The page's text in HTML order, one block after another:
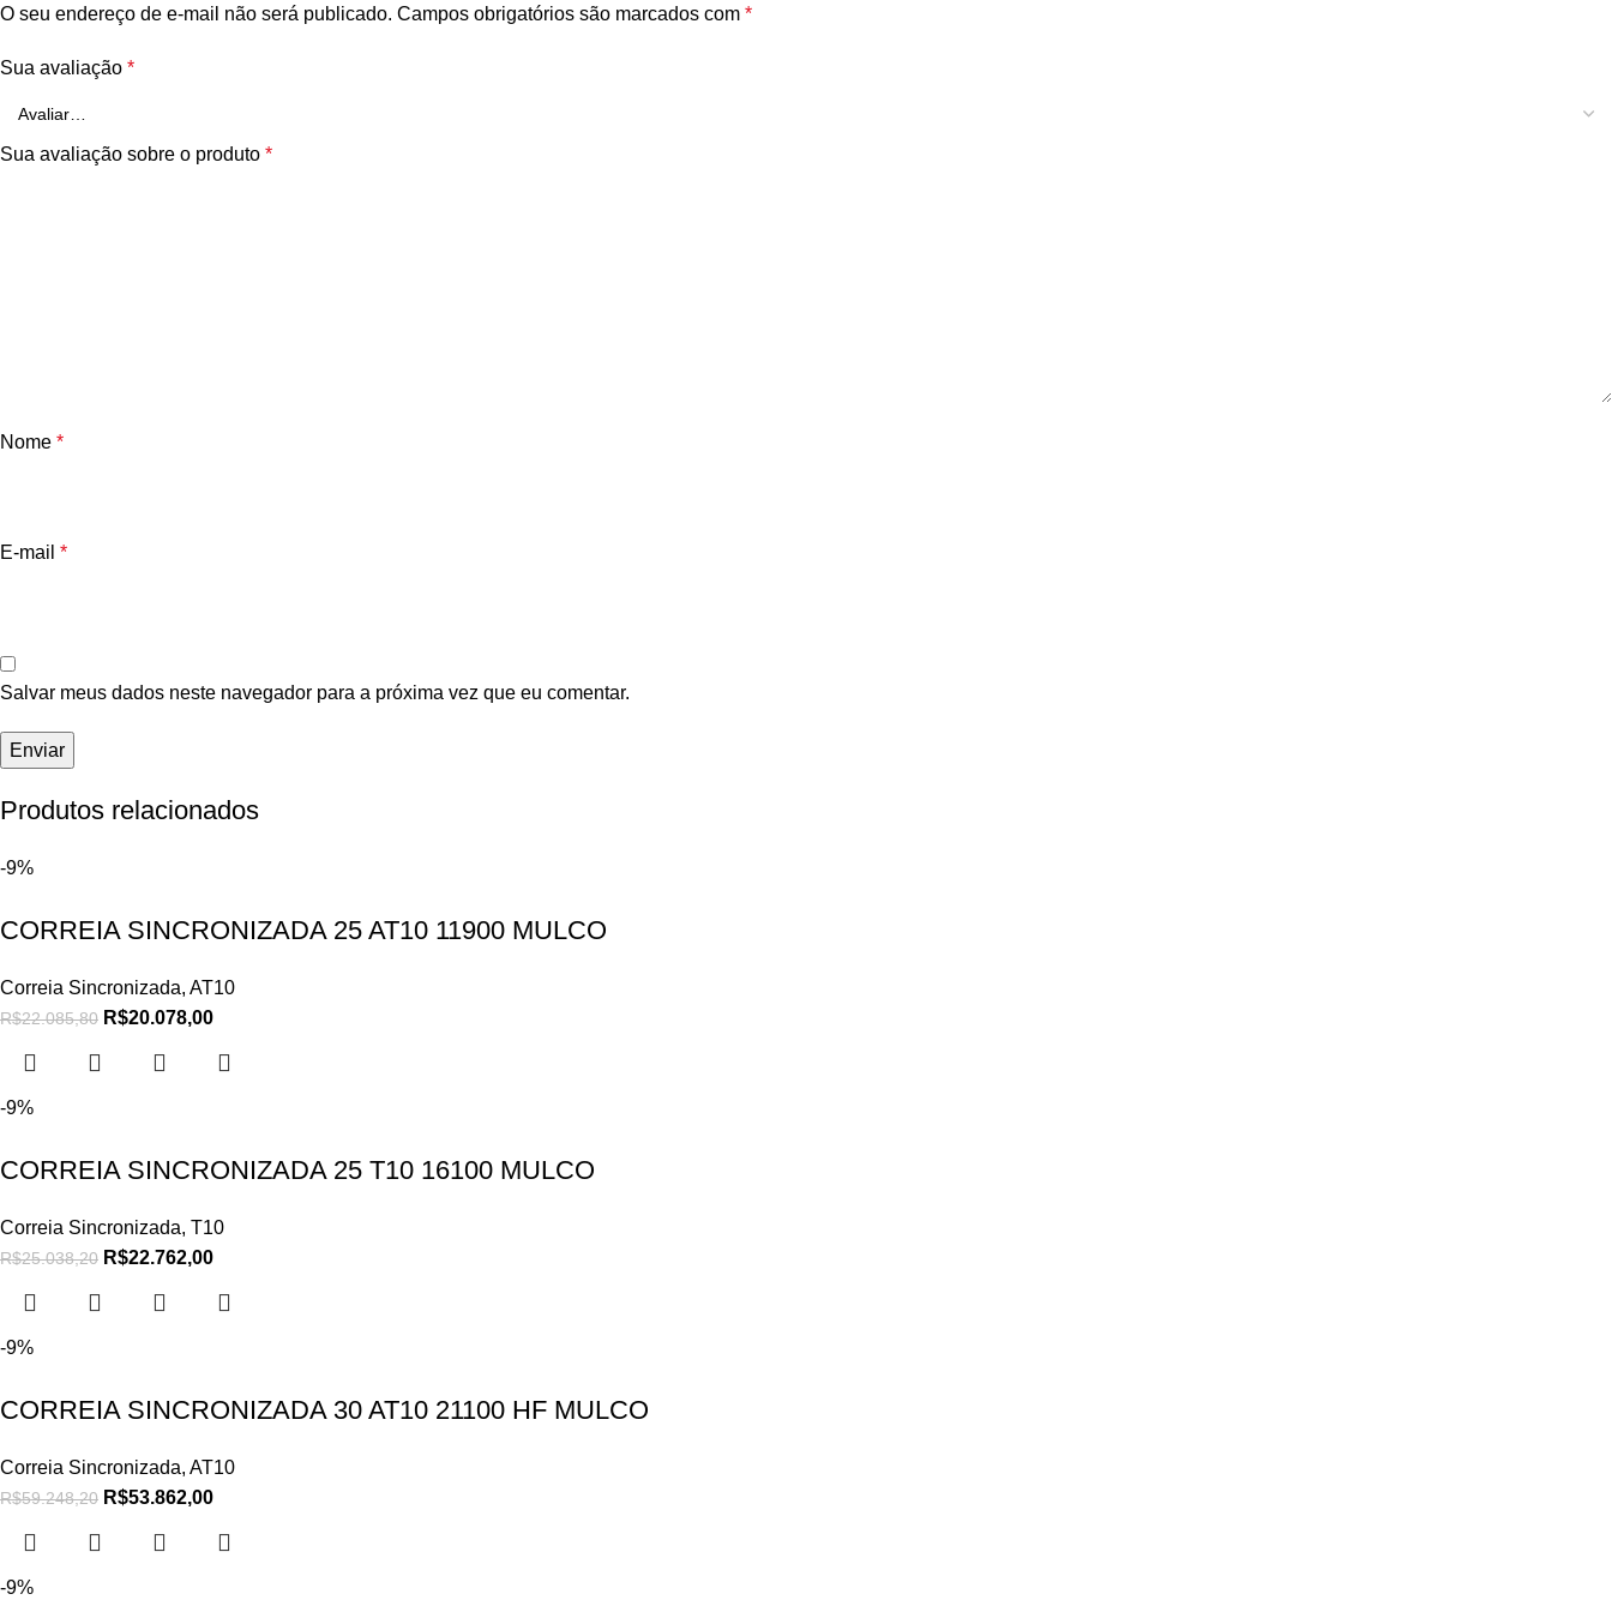
O seu endereço de e-mail não será publicado. Campos obrigatórios são marcados com *
Sua avaliação *
Sua avaliação sobre o produto *
Nome *
E-mail *
Salvar meus dados neste navegador para a próxima vez que eu comentar.
Produtos relacionados
-9%
CORREIA SINCRONIZADA 25 AT10 11900 MULCO
Correia Sincronizada, AT10
R$22.085,80 R$20.078,00
-9%
CORREIA SINCRONIZADA 25 T10 16100 MULCO
Correia Sincronizada, T10
R$25.038,20 R$22.762,00
-9%
CORREIA SINCRONIZADA 30 AT10 21100 HF MULCO
Correia Sincronizada, AT10
R$59.248,20 R$53.862,00
-9%